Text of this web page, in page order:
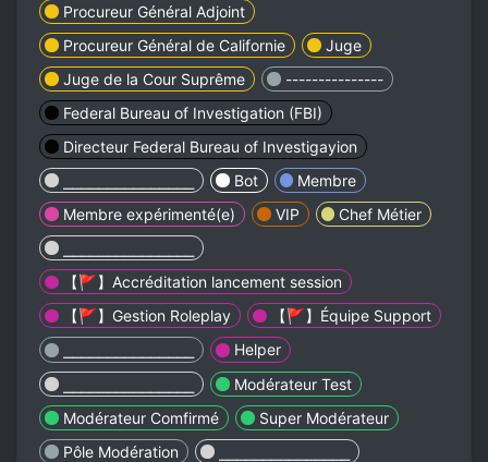
Procureur Général Adjoint
Procureur Général de Californie
Juge
Juge de la Cour Suprême
---------------
Federal Bureau of Investigation (FBI)
Directeur Federal Bureau of Investigayion
Bot
Membre
Membre expérimenté(e)
VIP
Chef Métier
【🚩】Accréditation lancement session
【🚩】Gestion Roleplay
【🚩】Équipe Support
Helper
Modérateur Test
Modérateur Comfirmé
Super Modérateur
Pôle Modération